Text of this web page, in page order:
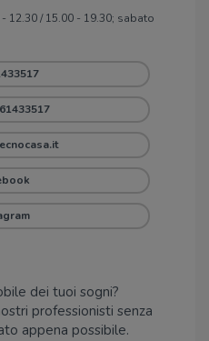
12.30 / 15.00 - 19.30; sabato
dei tuoi sogni?
professionisti senza
appena possibile.